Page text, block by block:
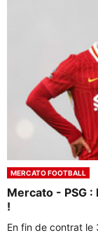
MERCATO FOOTBALL
Mercato - PSG
!
En fin de contrat le